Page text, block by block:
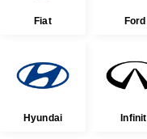
Fiat Ford
Hyundai